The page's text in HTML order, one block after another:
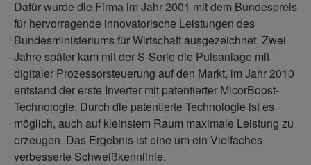
Dafür wurde die Firma im Jahr 2001 mit dem Bundespreis
für hervorragende innovatorische Leistungen des
Bundesministeriums für Wirtschaft ausgezeichnet. Zwei
Jahre später kam mit der S-Serie die Pulsanlage mit
digitaler Prozessorsteuerung auf den Markt, im Jahr 2010
entstand der erste Inverter mit patentierter MicorBoost-
Technologie. Durch die patentierte Technologie ist es
möglich, auch auf kleinstem Raum maximale Leistung zu
erzeugen. Das Ergebnis ist eine um ein Vielfaches
verbesserte Schweißkennlinie.